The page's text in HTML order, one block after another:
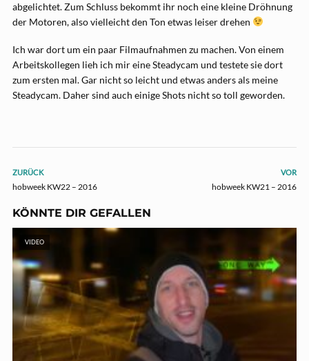
abgelichtet. Zum Schluss bekommt ihr noch eine kleine Dröhnung
der Motoren, also vielleicht den Ton etwas leiser drehen
Ich war dort um ein paar Filmaufnahmen zu machen. Von einem
Arbeitskollegen lieh ich mir eine Steadycam und testete sie dort
zum ersten mal. Gar nicht so leicht und etwas anders als meine
Steadycam. Daher sind auch einige Shots nicht so toll geworden.
ZURÜCK
hobweek KW22 – 2016
VOR
hobweek KW21 – 2016
KÖNNTE DIR GEFALLEN
VIDEO